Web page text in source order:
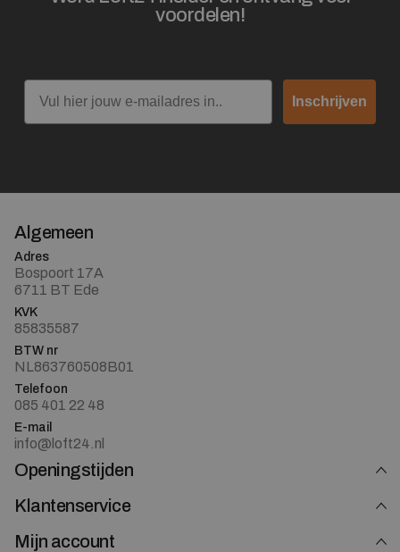
voordelen!
Email
Inschrijven
Algemeen
Adres
Bospoort 17A
6711 BT Ede
KVK
85835587
BTW nr
NL863760508B01
Telefoon
085 401 22 48
E-mail
info@loft24.nl
Openingstijden
Klantenservice
Mijn account